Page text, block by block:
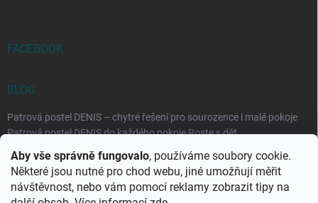
Aby vše správně fungovalo, používáme soubory cookie.
Některé jsou nutné pro chod webu, jiné umožňují měřit
návštěvnost, nebo vám pomocí reklamy zobrazit tipy na
FACEBOOK
BLOG
Patrová postel DENIS – chytré řešení pro sourozence i malé pokoje
Patrová postel DENIS do každého pokoje Roste s dět...
Rozkládací postele RELAX – ideální řešení pro malé prostory i
každodenní spaní
Rozkládací postel, která se přizpůsobí vašemu živo...